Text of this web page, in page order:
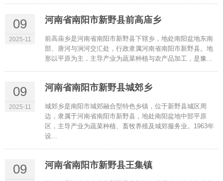
09
2025-11
河南省南阳市新野县前高庙乡
前高庙乡是河南省南阳市新野县下辖乡，地处南阳盆地东南
部、唐河与涧河交汇处，行政隶属河南省南阳市新野县。地
形以平原为主，主导产业为蔬菜种植与农产品加工，是豫...
09
2025-11
河南省南阳市新野县城郊乡
城郊乡是南阳市城郊融合型特色乡镇，位于新野县城区周
边，隶属于河南省南阳市新野县，地处南阳盆地中部平原
区，主导产业为蔬菜种植、畜牧养殖及城郊服务业。1963年
设...
09 河南省南阳市新野县王集镇